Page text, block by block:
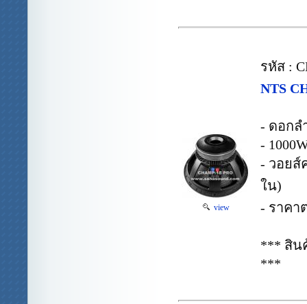
view
รหัส :
NTS
- ดอกล
-
- วอยส์
ใน)
- ราคา
*** สิน
***